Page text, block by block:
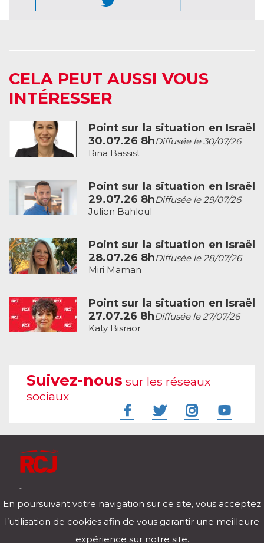
CELA PEUT AUSSI VOUS
INTÉRESSER
Point sur la situation en Israël
30.07.26 8hDiffusée le 30/07/26
Rina Bassist
Point sur la situation en Israël
29.07.26 8hDiffusée le 29/07/26
Julien Bahloul
Point sur la situation en Israël
28.07.26 8hDiffusée le 28/07/26
Miri Maman
Point sur la situation en Israël
27.07.26 8hDiffusée le 27/07/26
Katy Bisraor
Suivez-nous sur les réseaux
sociaux
Télécharger notre application pour iOs et Android
En poursuivant votre navigation sur ce site, vous acceptez
l’utilisation de cookies afin de vous garantir une meilleure
expérience sur notre site.